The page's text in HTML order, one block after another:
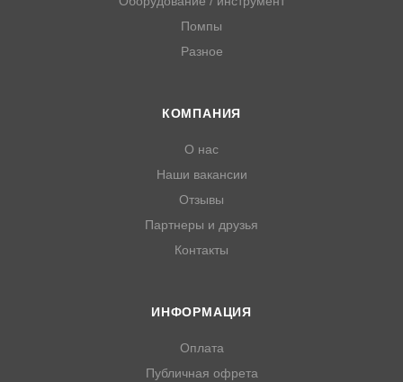
Помпы
Разное
КОМПАНИЯ
О нас
Наши вакансии
Отзывы
Партнеры и друзья
Контакты
ИНФОРМАЦИЯ
Оплата
Публичная офрета